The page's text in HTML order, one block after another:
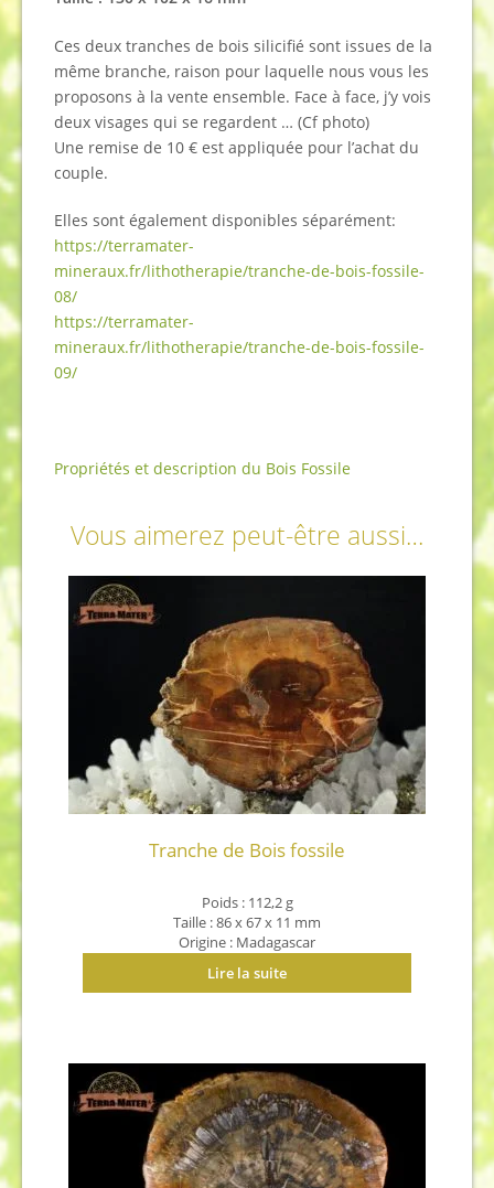
Ces deux tranches de bois silicifié sont issues de la
même branche, raison pour laquelle nous vous les
proposons à la vente ensemble. Face à face, j’y vois
deux visages qui se regardent … (Cf photo)
Une remise de 10 € est appliquée pour l’achat du
couple.
Elles sont également disponibles séparément:
https://terramater-
mineraux.fr/lithotherapie/tranche-de-bois-fossile-
08/
https://terramater-
mineraux.fr/lithotherapie/tranche-de-bois-fossile-
09/
Propriétés et description du Bois Fossile
Vous aimerez peut-être aussi…
Tranche de Bois fossile
Poids : 112,2 g
Taille : 86 x 67 x 11 mm
Origine : Madagascar
Lire la suite